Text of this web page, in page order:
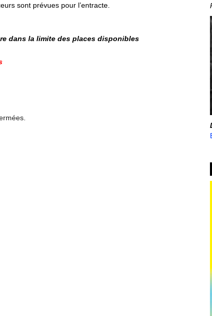
sont prévues pour l’entracte.
dans la limite des places disponibles